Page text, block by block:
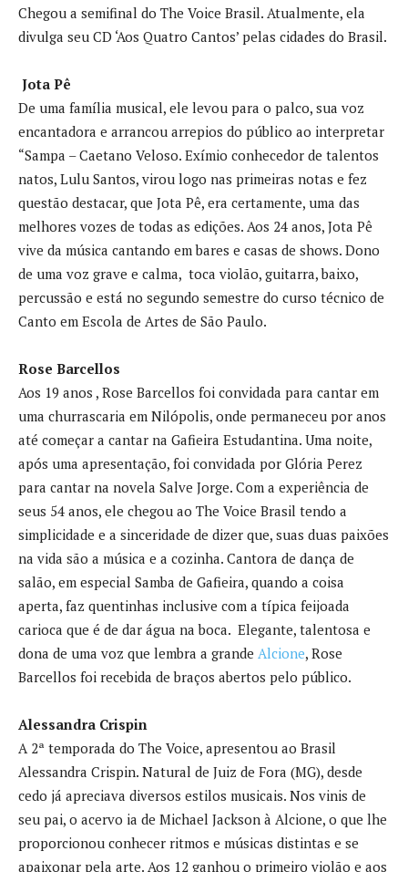
Chegou a semifinal do The Voice Brasil. Atualmente, ela
divulga seu CD ‘Aos Quatro Cantos’ pelas cidades do Brasil.
Jota Pê
De uma família musical, ele levou para o palco, sua voz
encantadora e arrancou arrepios do público ao interpretar
“Sampa – Caetano Veloso. Exímio conhecedor de talentos
natos, Lulu Santos, virou logo nas primeiras notas e fez
questão destacar, que Jota Pê, era certamente, uma das
melhores vozes de todas as edições. Aos 24 anos, Jota Pê
vive da música cantando em bares e casas de shows. Dono
de uma voz grave e calma, toca violão, guitarra, baixo,
percussão e está no segundo semestre do curso técnico de
Canto em Escola de Artes de São Paulo.
Rose Barcellos
Aos 19 anos , Rose Barcellos foi convidada para cantar em
uma churrascaria em Nilópolis, onde permaneceu por anos
até começar a cantar na Gafieira Estudantina. Uma noite,
após uma apresentação, foi convidada por Glória Perez
para cantar na novela Salve Jorge. Com a experiência de
seus 54 anos, ele chegou ao The Voice Brasil tendo a
simplicidade e a sinceridade de dizer que, suas duas paixões
na vida são a música e a cozinha. Cantora de dança de
salão, em especial Samba de Gafieira, quando a coisa
aperta, faz quentinhas inclusive com a típica feijoada
carioca que é de dar água na boca. Elegante, talentosa e
dona de uma voz que lembra a grande Alcione, Rose
Barcellos foi recebida de braços abertos pelo público.
Alessandra Crispin
A 2ª temporada do The Voice, apresentou ao Brasil
Alessandra Crispin. Natural de Juiz de Fora (MG), desde
cedo já apreciava diversos estilos musicais. Nos vinis de
seu pai, o acervo ia de Michael Jackson à Alcione, o que lhe
proporcionou conhecer ritmos e músicas distintas e se
apaixonar pela arte. Aos 12 ganhou o primeiro violão e aos